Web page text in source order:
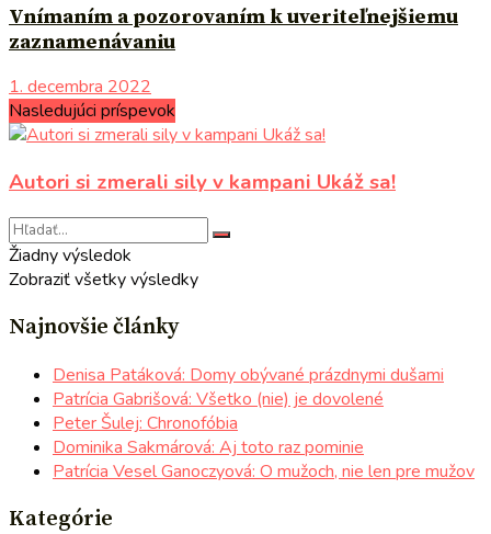
Vnímaním a pozorovaním k uveriteľnejšiemu
zaznamenávaniu
1. decembra 2022
Nasledujúci príspevok
Autori si zmerali sily v kampani Ukáž sa!
Žiadny výsledok
Zobraziť všetky výsledky
Najnovšie články
Denisa Patáková: Domy obývané prázdnymi dušami
Patrícia Gabrišová: Všetko (nie) je dovolené
Peter Šulej: Chronofóbia
Dominika Sakmárová: Aj toto raz pominie
Patrícia Vesel Ganoczyová: O mužoch, nie len pre mužov
Kategórie